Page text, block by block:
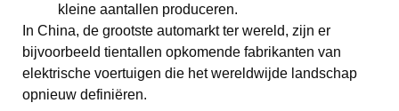
kleine aantallen produceren.
In China, de grootste automarkt ter wereld, zijn er
bijvoorbeeld tientallen opkomende fabrikanten van
elektrische voertuigen die het wereldwijde landschap
opnieuw definiëren.